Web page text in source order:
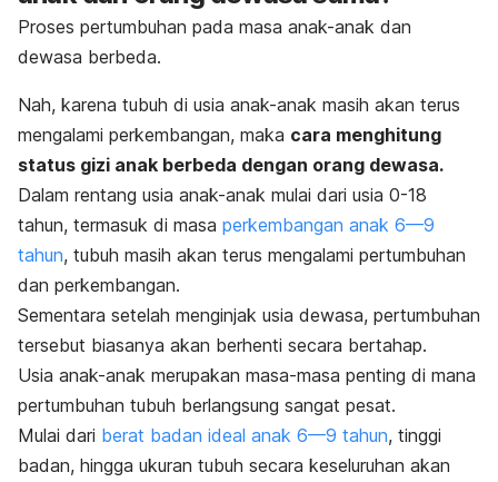
Proses pertumbuhan pada masa anak-anak dan
dewasa berbeda.
Nah, karena tubuh di usia anak-anak masih akan terus
mengalami perkembangan, maka cara menghitung
status gizi anak berbeda dengan orang dewasa.
Dalam rentang usia anak-anak mulai dari usia 0-18
tahun, termasuk di masa perkembangan anak 6—9
tahun, tubuh masih akan terus mengalami pertumbuhan
dan perkembangan.
Sementara setelah menginjak usia dewasa, pertumbuhan
tersebut biasanya akan berhenti secara bertahap.
Usia anak-anak merupakan masa-masa penting di mana
pertumbuhan tubuh berlangsung sangat pesat.
Mulai dari berat badan ideal anak 6—9 tahun, tinggi
badan, hingga ukuran tubuh secara keseluruhan akan